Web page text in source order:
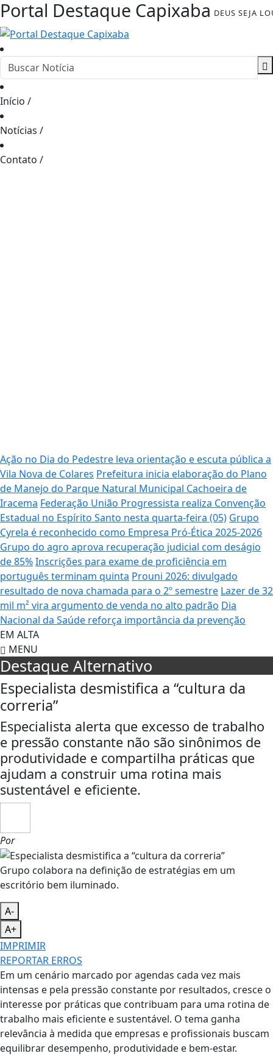
Portal Destaque Capixaba DEUS SEJA
Início /
Notícias /
Contato /
Ação no Dia do Pedestre leva orientação e escuta pública a
Vila Nova de Colares Prefeitura inicia elaboração do Plano
de Manejo do Parque Natural Municipal Cachoeira de
Iracema Federação União Progressista realiza Convenção
Estadual no Espírito Santo nesta quarta-feira (05) Grupo
Cyrela é reconhecido como Empresa Pró-Ética 2025-2026
Grupo do agro aprova recuperação judicial com deságio
de 85%Inscrições para exame de proficiência em
português terminam quinta Prouni 2026: divulgado
resultado de nova chamada para o 2º semestre Lazer de 32
mil m² vira argumento de venda no alto padrão Dia
Nacional da Saúde reforça importância da prevenção
EM ALTA
MENU
Destaque Alternativo
Especialista desmistifica a “cultura da
correria”
Especialista alerta que excesso de trabalho
e pressão constante não são sinônimos de
produtividade e compartilha práticas que
ajudam a construir uma rotina mais
sustentável e eficiente.
Por
Grupo colabora na definição de estratégias em um
escritório bem iluminado.
A-
A+
IMPRIMIR
REPORTAR ERROS
Em um cenário marcado por agendas cada vez mais
intensas e pela pressão constante por resultados, cresce o
interesse por práticas que contribuam para uma rotina de
trabalho mais eficiente e sustentável. O tema ganha
relevância à medida que empresas e profissionais buscam
equilibrar desempenho, produtividade e bem-estar.